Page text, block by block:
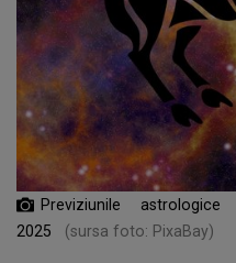
Previziunile
2025
(sursa foto: PixaBay)